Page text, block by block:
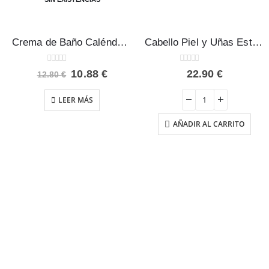
Crema de Baño Caléndula Bebé Weleda 200 ml
0out of 5
12.80€ El
original
era:
10.88 €El
LEER MÁS
Cabello Piel y Uñas Estado Puro 60 cápsulas
out of 5
22.90€
AÑADIR AL CARRITO